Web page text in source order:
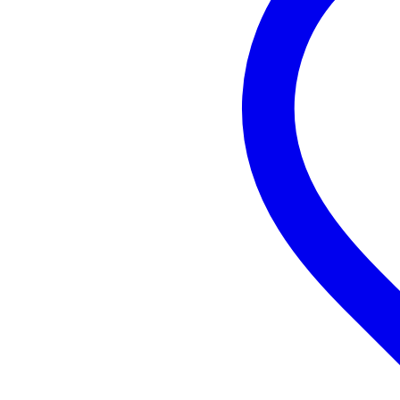
Vonyx AP1500PA
portable sound system
Bluetooth receiver for audio
2x UHF wireless microphones
USB, SD/MMC media player
1" Titanium compression driver
battery level indicator
microphone echo effect
pull-out handle and wheels
housing: ABS
output capacity: max. 800W
battery: 12V, 7Ah
frequency range: 50 Hz –
tweeter diameter: 1.4"
woofer diameter: 15"
connections: 6.3mm jack, RCA,
microphone frequency
power supply: 220-240VAC
dimensions: 360 x 445 x 690mm